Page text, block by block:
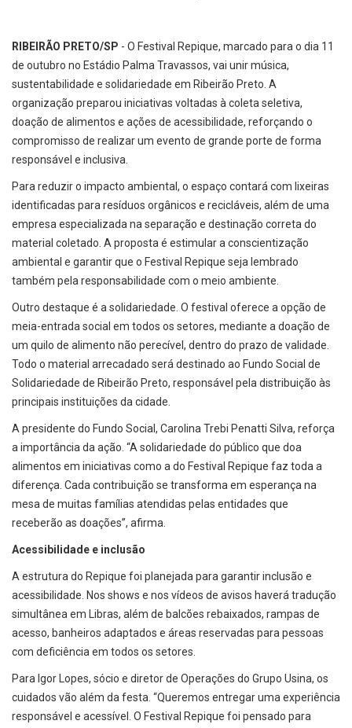
RIBEIRÃO PRETO/SP - O Festival Repique, marcado para o dia 11
de outubro no Estádio Palma Travassos, vai unir música,
sustentabilidade e solidariedade em Ribeirão Preto. A
organização preparou iniciativas voltadas à coleta seletiva,
doação de alimentos e ações de acessibilidade, reforçando o
compromisso de realizar um evento de grande porte de forma
responsável e inclusiva.
Para reduzir o impacto ambiental, o espaço contará com lixeiras
identificadas para resíduos orgânicos e recicláveis, além de uma
empresa especializada na separação e destinação correta do
material coletado. A proposta é estimular a conscientização
ambiental e garantir que o Festival Repique seja lembrado
também pela responsabilidade com o meio ambiente.
Outro destaque é a solidariedade. O festival oferece a opção de
meia-entrada social em todos os setores, mediante a doação de
um quilo de alimento não perecível, dentro do prazo de validade.
Todo o material arrecadado será destinado ao Fundo Social de
Solidariedade de Ribeirão Preto, responsável pela distribuição às
principais instituições da cidade.
A presidente do Fundo Social, Carolina Trebi Penatti Silva, reforça
a importância da ação. “A solidariedade do público que doa
alimentos em iniciativas como a do Festival Repique faz toda a
diferença. Cada contribuição se transforma em esperança na
mesa de muitas famílias atendidas pelas entidades que
receberão as doações”, afirma.
Acessibilidade e inclusão
A estrutura do Repique foi planejada para garantir inclusão e
acessibilidade. Nos shows e nos vídeos de avisos haverá tradução
simultânea em Libras, além de balcões rebaixados, rampas de
acesso, banheiros adaptados e áreas reservadas para pessoas
com deficiência em todos os setores.
Para Igor Lopes, sócio e diretor de Operações do Grupo Usina, os
cuidados vão além da festa. “Queremos entregar uma experiência
responsável e acessível. O Festival Repique foi pensado para